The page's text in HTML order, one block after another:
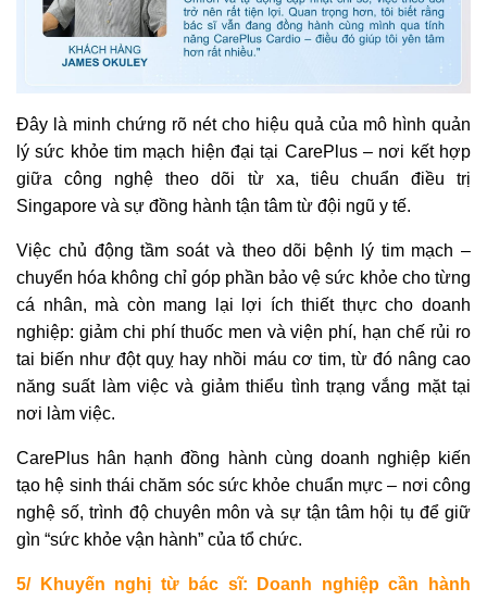
Đây là minh chứng rõ nét cho hiệu quả của mô hình quản
lý sức khỏe tim mạch hiện đại tại CarePlus – nơi kết hợp
giữa công nghệ theo dõi từ xa, tiêu chuẩn điều trị
Singapore và sự đồng hành tận tâm từ đội ngũ y tế.
Việc chủ động tầm soát và theo dõi bệnh lý tim mạch –
chuyển hóa không chỉ góp phần bảo vệ sức khỏe cho từng
cá nhân, mà còn mang lại lợi ích thiết thực cho doanh
nghiệp: giảm chi phí thuốc men và viện phí, hạn chế rủi ro
tai biến như đột quỵ hay nhồi máu cơ tim, từ đó nâng cao
năng suất làm việc và giảm thiểu tình trạng vắng mặt tại
nơi làm việc.
CarePlus hân hạnh đồng hành cùng doanh nghiệp kiến
tạo hệ sinh thái chăm sóc sức khỏe chuẩn mực – nơi công
nghệ số, trình độ chuyên môn và sự tận tâm hội tụ để giữ
gìn “sức khỏe vận hành” của tổ chức.
5/ Khuyến nghị từ bác sĩ: Doanh nghiệp cần hành